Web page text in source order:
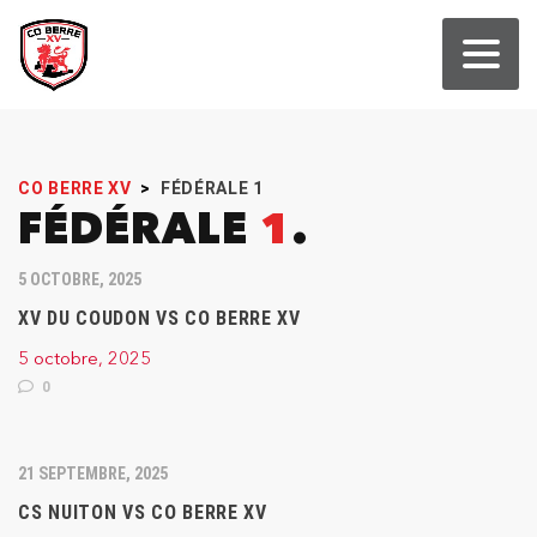
CO BERRE XV > FÉDÉRALE 1
FÉDÉRALE 1
5 OCTOBRE, 2025
XV DU COUDON VS CO BERRE XV
5 octobre, 2025
0
21 SEPTEMBRE, 2025
CS NUITON VS CO BERRE XV